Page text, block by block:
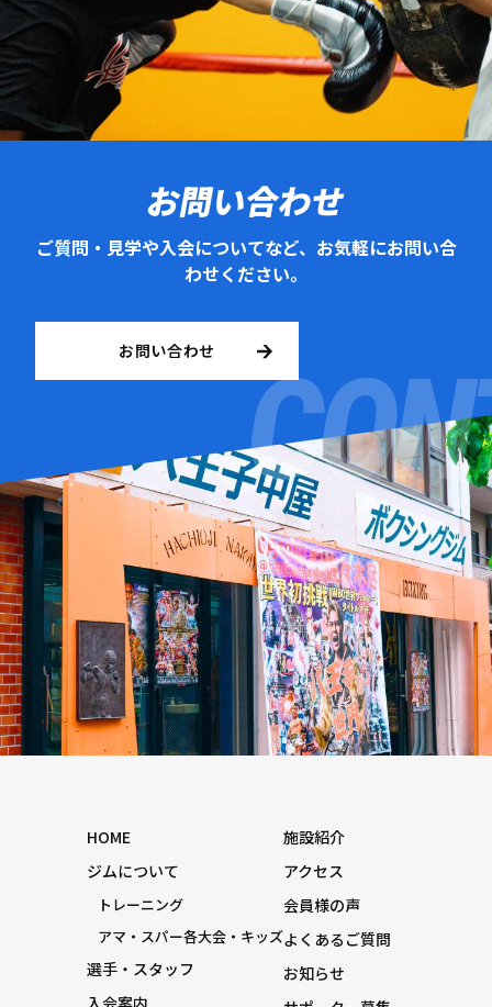
お問い合わせ
ご質問・見学や入会についてなど、お気軽にお問い合
わせください。
お問い合わせ
HOME
ジムについて
トレーニング
アマ・スパー各大会・キッズ
選手・スタッフ
入会案内
施設紹介
アクセス
会員様の声
よくあるご質問
お知らせ